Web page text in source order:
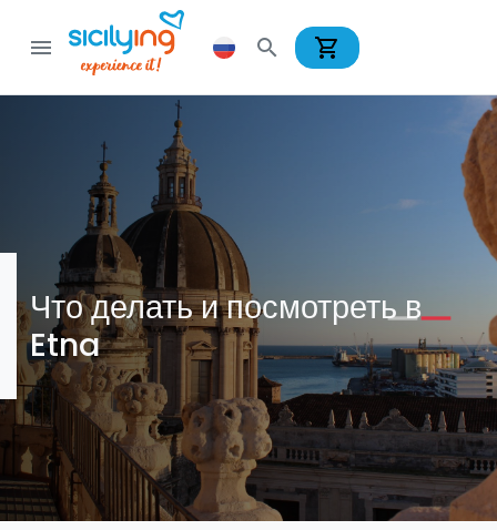
menu search shopping_cart
Что делать и посмотреть в
Etna